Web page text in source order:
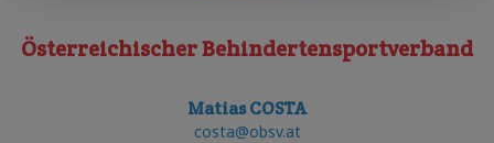
Österreichischer Behindertensportverband
Matias COSTA
costa@obsv.at